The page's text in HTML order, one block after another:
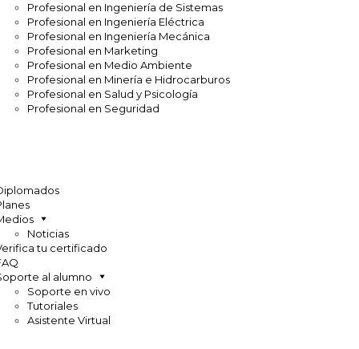
Profesional en Ingeniería de Sistemas
Profesional en Ingeniería Eléctrica
Profesional en Ingeniería Mecánica
Profesional en Marketing
Profesional en Medio Ambiente
Profesional en Minería e Hidrocarburos
Profesional en Salud y Psicología
Profesional en Seguridad
Noticias
tu certificado
al alumno
Soporte en vivo
Tutoriales
Asistente Virtual